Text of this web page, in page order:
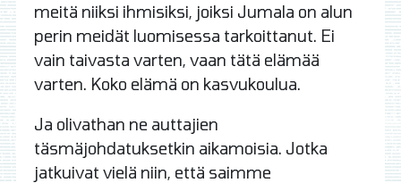
meitä niiksi ihmisiksi, joiksi Jumala on alun
perin meidät luomisessa tarkoittanut. Ei
vain taivasta varten, vaan tätä elämää
varten. Koko elämä on kasvukoulua.
Ja olivathan ne auttajien
täsmäjohdatuksetkin aikamoisia. Jotka
jatkuivat vielä niin, että saimme